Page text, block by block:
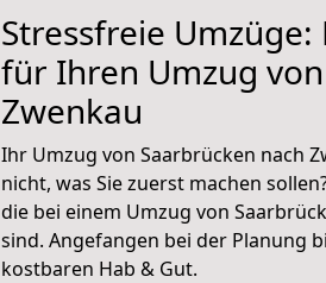
Stressfreie
für Ihren Umzug
Zwenkau
Ihr Umzug von Saarbrücken nach
nicht, was Sie zuerst machen
die bei einem Umzug von
sind. Angefangen bei der Planung
kostbaren Hab & Gut.